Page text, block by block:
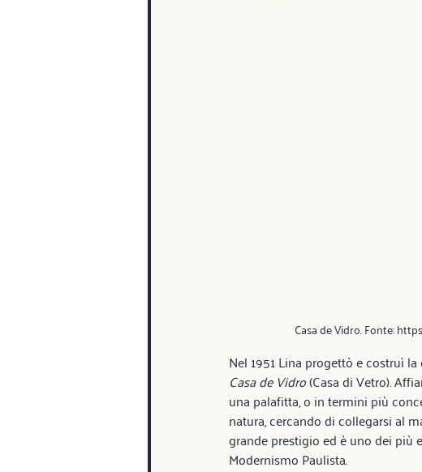
Casa de Vidro. Fonte:
Nel 1951 Lina progettò e costruì
Casa de Vidro (Casa di Vetro).
una palafitta, o in termini più
natura, cercando di collegarsi al
grande prestigio ed è uno dei più
Modernismo Paulista.